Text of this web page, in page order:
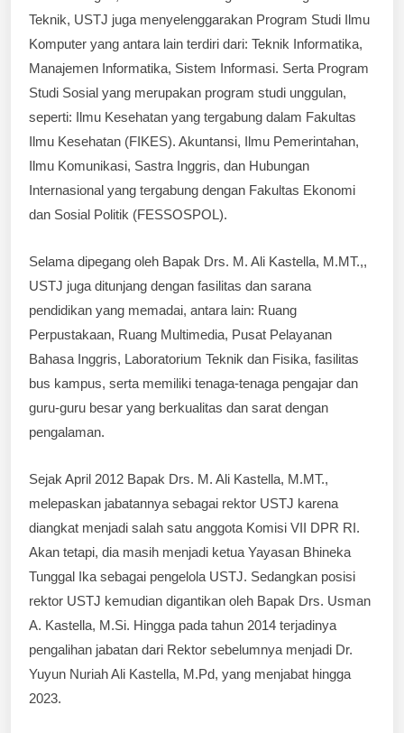
Teknik, USTJ juga menyelenggarakan Program Studi Ilmu
Komputer yang antara lain terdiri dari: Teknik Informatika,
Manajemen Informatika, Sistem Informasi. Serta Program
Studi Sosial yang merupakan program studi unggulan,
seperti: Ilmu Kesehatan yang tergabung dalam Fakultas
Ilmu Kesehatan (FIKES). Akuntansi, Ilmu Pemerintahan,
Ilmu Komunikasi, Sastra Inggris, dan Hubungan
Internasional yang tergabung dengan Fakultas Ekonomi
dan Sosial Politik (FESSOSPOL).
Selama dipegang oleh Bapak Drs. M. Ali Kastella, M.MT.,,
USTJ juga ditunjang dengan fasilitas dan sarana
pendidikan yang memadai, antara lain: Ruang
Perpustakaan, Ruang Multimedia, Pusat Pelayanan
Bahasa Inggris, Laboratorium Teknik dan Fisika, fasilitas
bus kampus, serta memiliki tenaga-tenaga pengajar dan
guru-guru besar yang berkualitas dan sarat dengan
pengalaman.
Sejak April 2012 Bapak Drs. M. Ali Kastella, M.MT.,
melepaskan jabatannya sebagai rektor USTJ karena
diangkat menjadi salah satu anggota Komisi VII DPR RI.
Akan tetapi, dia masih menjadi ketua Yayasan Bhineka
Tunggal Ika sebagai pengelola USTJ. Sedangkan posisi
rektor USTJ kemudian digantikan oleh Bapak Drs. Usman
A. Kastella, M.Si. Hingga pada tahun 2014 terjadinya
pengalihan jabatan dari Rektor sebelumnya menjadi Dr.
Yuyun Nuriah Ali Kastella, M.Pd, yang menjabat hingga
2023.